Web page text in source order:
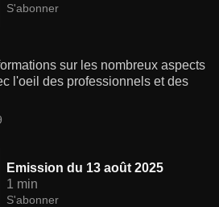
S'abonner
sur les nombreux aspects
l'oeil des professionnels et des
Emission du 13 août 2025
1 min
S'abonner